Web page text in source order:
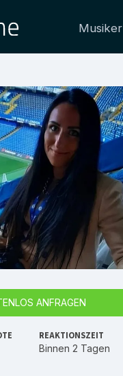
Musiker
ANFRAGEN
REAKTIONSZEIT
Binnen 2 Tagen